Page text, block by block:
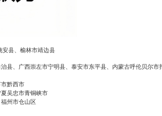
安县、榆林市靖边县
县、广西崇左市宁明县、泰安市东平县、内蒙古呼伦贝尔市
黔西市
吴忠市青铜峡市
州市仓山区
元